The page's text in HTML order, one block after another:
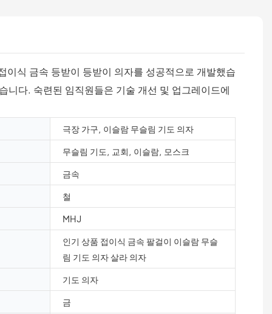
식 금속 등받이 등받이 의자를 성공적으로 개발했습
니다. 숙련된 임직원들은 기술 개선 및 업그레이드에
극장 가구, 이슬람 무슬림 기도 의자
무슬림 기도, 교회, 이슬람, 모스크
금속
철
MHJ
인기 상품 접이식 금속 팔걸이 이슬람 무슬
림 기도 의자 살라 의자
기도 의자
금